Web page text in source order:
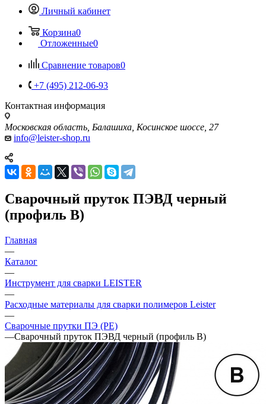
Личный кабинет
Корзина0
Отложенные0
Сравнение товаров0
+7 (495) 212-06-93
Контактная информация
Московская область, Балашиха, Косинское шоссе, 27
info@leister-shop.ru
Сварочный пруток ПЭВД черный
(профиль В)
Главная
—
Каталог
—
Инструмент для сварки LEISTER
—
Расходные материалы для сварки полимеров Leister
—
Сварочные прутки ПЭ (PE)
—Сварочный пруток ПЭВД черный (профиль В)